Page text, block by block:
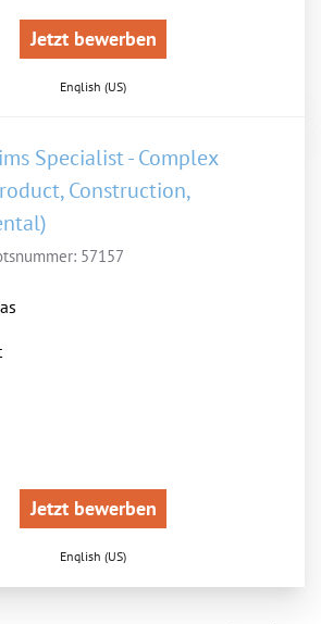
Jetzt bewerben
English (US)
Specialist - Complex
Construction,
57157
Jetzt bewerben
English (US)